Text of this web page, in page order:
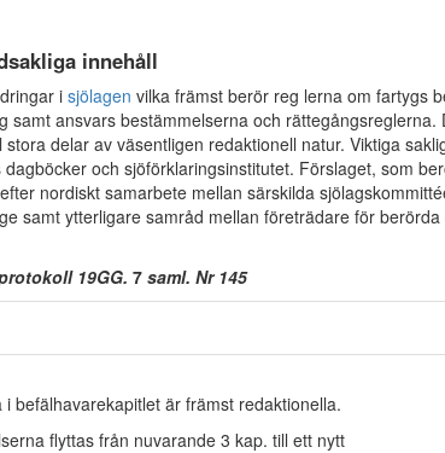
innehåll
isjölagen vilka främst berör reg­ lerna om fartygs
samt ansvars­ bestämmelserna och rättegångsreglerna.
delar av väsentligen redaktionell natur. Viktiga
och sjöförklaringsinstitutet. Förslaget, som
nordiskt samarbete mellan särskilda
samt ytterligare samråd mellan företrädare för
19GG. 7 saml. Nr 145
befälhavarekapitlet är främst redaktionella.
flyttas från nuvarande 3 kap. till ett nytt